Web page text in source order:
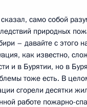
само собой
природных
– давайте с этого
как известно,
и в Бурятии, но в
тоже есть. В
сгорели десятки
работе пожарно-